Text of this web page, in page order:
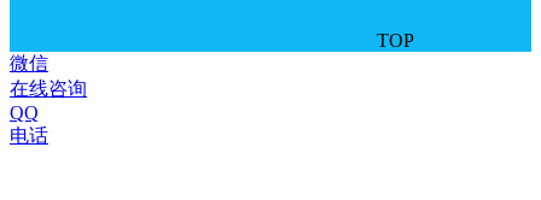
TOP
微信
在线咨询
QQ
电话